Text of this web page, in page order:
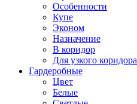
Особенности
Купе
Эконом
Назначение
В коридор
Для узкого коридора
Гардеробные
Цвет
Белые